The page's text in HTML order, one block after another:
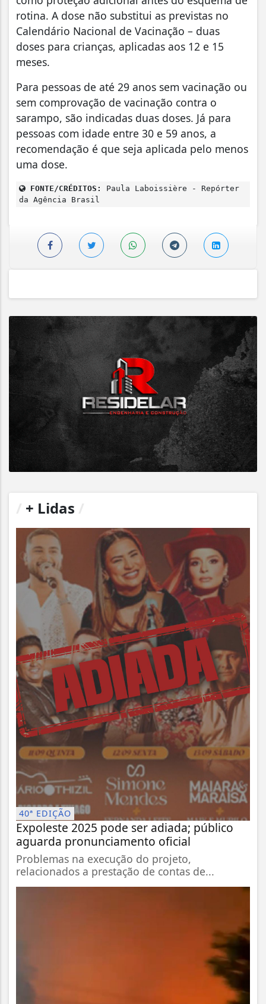
rotina. A dose não substitui as previstas no
Calendário Nacional de Vacinação – duas
doses para crianças, aplicadas aos 12 e 15
meses.
Para pessoas de até 29 anos sem vacinação ou
sem comprovação de vacinação contra o
sarampo, são indicadas duas doses. Já para
pessoas com idade entre 30 e 59 anos, a
recomendação é que seja aplicada pelo menos
uma dose.
FONTE/CRÉDITOS:
Paula Laboissière - Repórter
da Agência Brasil
+ Lidas
40ª EDIÇÃO
Expoleste 2025 pode ser adiada; público
aguarda pronunciamento oficial
Problemas na execução do projeto,
relacionados a prestação de contas de...